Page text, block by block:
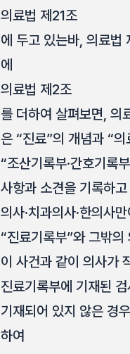
의료법 제21조
에 두고 있는바, 의료법
에
의료법 제2조
를 더하여 살펴보면, 의
은 “진료”의 개념과 “
“조산기록부·간호기록
사항과 소견을 기록하
의사·치과의사·한의사
“진료기록부”와 그밖
이 사건과 같이 의사가
진료기록부에 기재된
기재되어 있지 않은 경
하여